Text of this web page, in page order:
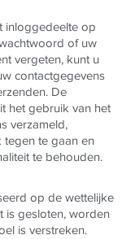
inloggedeelte op
of uw
vergeten, kunt u
contactgegevens
De
het gebruik van het
verzameld,
te gaan en
te behouden.
op de wettelijke
is gesloten, worden
is verstreken.